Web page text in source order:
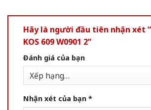
Hãy là người đầu tiên nhận xét
KOS 609 W0901 2”
Đánh giá của bạn
Nhận xét của bạn *